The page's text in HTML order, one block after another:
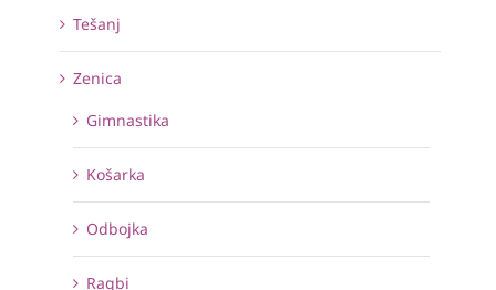
Tešanj
Zenica
Gimnastika
Košarka
Odbojka
Ragbi